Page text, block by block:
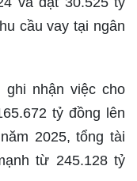
cầu vay tại ngân
ghi nhận việc cho
tỷ đồng lên
2025, tổng tài
từ 245.128 tỷ